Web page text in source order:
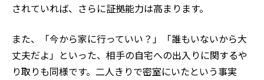
されていれば、さらに証拠能力は高まります。
また、「今から家に行っていい？」「誰もいないから大
丈夫だよ」といった、相手の自宅への出入りに関するや
り取りも同様です。二人きりで密室にいたという事実